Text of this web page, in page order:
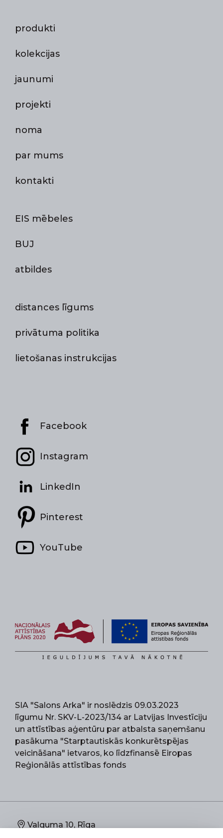
produkti
kolekcijas
jaunumi
projekti
noma
par mums
kontakti
EIS mēbeles
BUJ
atbildes
distances līgums
privātuma politika
lietošanas instrukcijas
Facebook
Instagram
LinkedIn
Pinterest
YouTube
SIA "Salons Arka" ir noslēdzis 09.03.2023
līgumu Nr. SKV-L-2023/134 ar Latvijas Investīciju
un attīstības aģentūru par atbalsta saņemšanu
pasākuma "Starptautiskās konkurētspējas
veicināšana" ietvaros, ko līdzfinansē Eiropas
Reģionālās attīstības fonds
Valguma 10, Rīga